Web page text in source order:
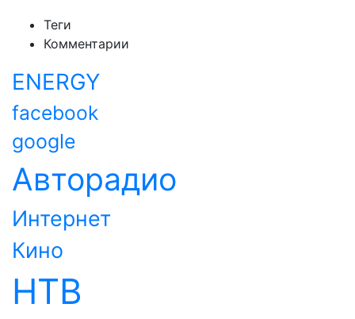
Теги
Комментарии
ENERGY
facebook
google
Авторадио
Интернет
Кино
НТВ